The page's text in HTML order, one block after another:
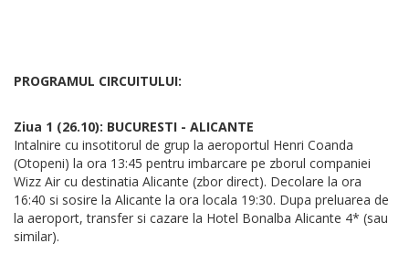
PROGRAMUL CIRCUITULUI:
Ziua 1 (26.10): BUCURESTI - ALICANTE
Intalnire cu insotitorul de grup la aeroportul Henri Coanda
(Otopeni) la ora 13:45 pentru imbarcare pe zborul companiei
Wizz Air cu destinatia Alicante (zbor direct). Decolare la ora
16:40 si sosire la Alicante la ora locala 19:30. Dupa preluarea de
la aeroport, transfer si cazare la Hotel Bonalba Alicante 4* (sau
similar).